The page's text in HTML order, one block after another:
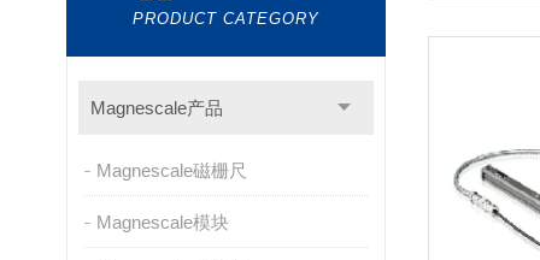
PRODUCT CATEGORY
Magnescale产品
Magnescale磁栅尺
Magnescale模块